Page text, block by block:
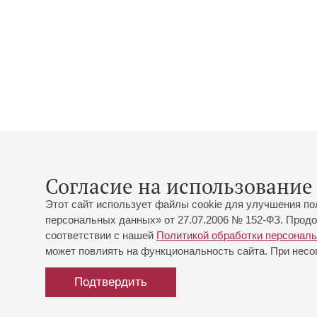
Согласие на
Этот сайт использует файлы cookie для улучшения
персональных данных» от 27.07.2006 № 152-ФЗ.
соответствии с нашей Политикой обработки
может повлиять на функциональность сайта. При
Подтвердить